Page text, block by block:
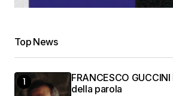
Top News
FRANCESCO
della parola